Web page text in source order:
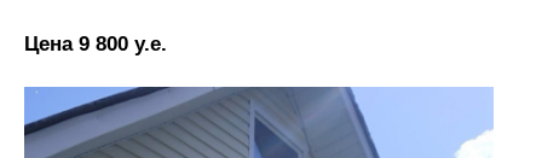
Цена 9 800 у.е.